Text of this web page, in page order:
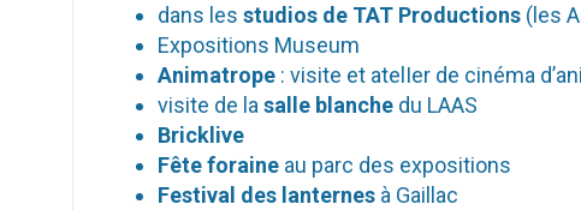
dans les studios de TAT Productions(les
Expositions Museum
Animatrope: visite et atelIer de cinéma
visite de la salle blanchedu LAAS
Bricklive
Fête foraineau parc des expositions
Festival des lanternesà Gaillac